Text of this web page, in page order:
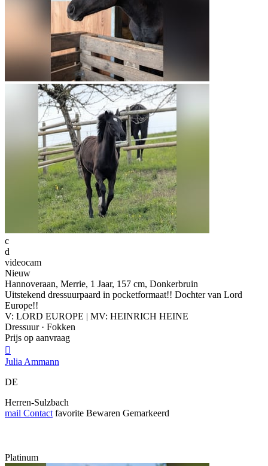
c
d
videocam
Nieuw
Hannoveraan, Merrie, 1 Jaar, 157 cm, Donkerbruin
Uitstekend dressuurpaard in pocketformaat!! Dochter van Lord
Europe!!
V: LORD EUROPE | MV: HEINRICH HEINE
Dressuur · Fokken
Prijs op aanvraag

Julia Ammann
DE
Herren-Sulzbach
mail Contact favorite Bewaren Gemarkeerd
Platinum